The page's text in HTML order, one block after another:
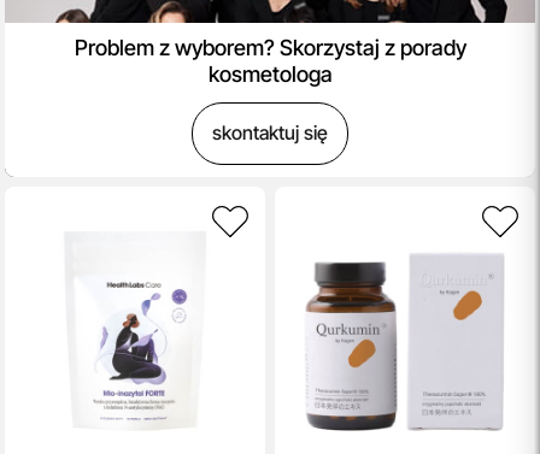
Problem z wyborem? Skorzystaj z porady
kosmetologa
skontaktuj się